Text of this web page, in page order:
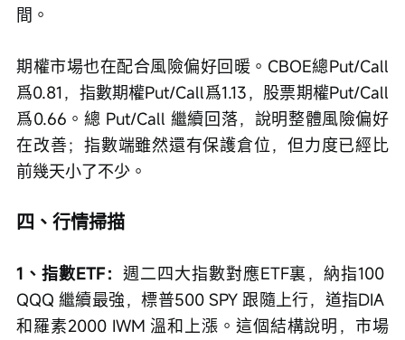
間。
期權市場也在配合風險偏好回暖。CBOE總Put/Call
爲0.81，指數期權Put/Call爲1.13，股票期權Put/Call
爲0.66。總 Put/Call 繼續回落，說明整體風險偏好
在改善；指數端雖然還有保護倉位，但力度已經比
前幾天小了不少。
四、行情掃描
1、指數ETF：週二四大指數對應ETF裏，納指100
QQQ 繼續最強，標普500 SPY 跟隨上行，道指DIA
和羅素2000 IWM 溫和上漲。這個結構說明，市場